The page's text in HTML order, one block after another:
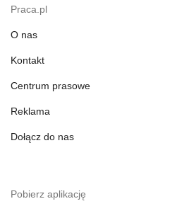
Praca.pl
O nas
Kontakt
Centrum prasowe
Reklama
Dołącz do nas
Pobierz aplikację